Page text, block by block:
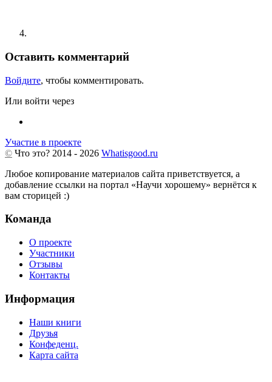
Оставить комментарий
Войдите, чтобы комментировать.
Или войти через
Участие в проекте
© Что это? 2014 - 2026 Whatisgood.ru
Любое копирование материалов сайта приветствуется, а
добавление ссылки на портал «Научи хорошему» вернётся к
вам сторицей :)
Команда
О проекте
Участники
Отзывы
Контакты
Информация
Наши книги
Друзья
Конфеденц.
Карта сайта